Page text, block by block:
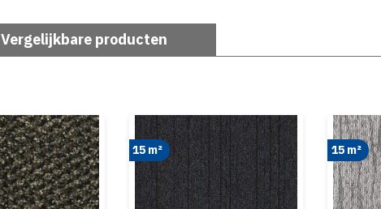
Vergelijkbare producten
15 m² 15 m²